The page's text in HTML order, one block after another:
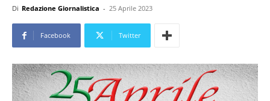
Di Redazione Giornalistica - 25 Aprile 2023
Facebook Twitter